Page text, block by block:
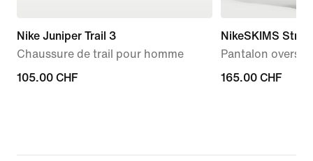
Nike Juniper Trail 3
Chaussure de trail pour homme
105.00 CHF
105.00 CHF
NikeSKIMS
Pantalon
165.00 CHF
165.00 CHF